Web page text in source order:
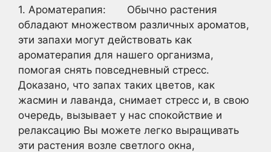
1. Ароматерапия: Обычно растения
обладают множеством различных ароматов,
эти запахи могут действовать как
ароматерапия для нашего организма,
помогая снять повседневный стресс.
Доказано, что запах таких цветов, как
жасмин и лаванда, снимает стресс и, в свою
очередь, вызывает у нас спокойствие и
релаксацию Вы можете легко выращивать
эти растения возле светлого окна,